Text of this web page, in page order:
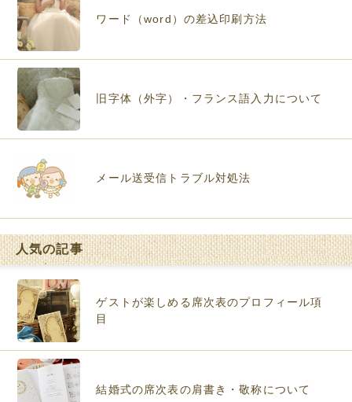
ワード（word）の差込印刷方法
旧字体（外字）・フランス語入力について
メール送受信トラブル対処法
人気の記事
ゲストが楽しめる席次表のプロフィール項
目
結婚式の席次表の肩書き・敬称について